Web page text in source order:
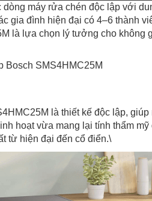
máy rửa chén độc lập với
gia đình hiện đại có 4–6 thành
là lựa chọn lý tưởng cho không
Bosch SMS4HMC25M
là thiết kế độc lập,
hoạt vừa mang lại tính thẩm
từ hiện đại đến cổ điển.\